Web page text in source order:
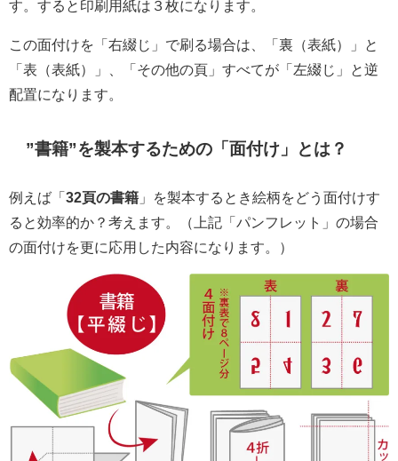
す。すると印刷用紙は３枚になります。
この面付けを「右綴じ」で刷る場合は、「裏（表紙）」と
「表（表紙）」、「その他の頁」すべてが「左綴じ」と逆
配置になります。
”書籍”を製本するための「面付け」とは？
例えば「 32頁の書籍 」を製本するとき絵柄をどう面付けす
ると効率的か？考えます。（上記「パンフレット」の場合
の面付けを更に応用した内容になります。）